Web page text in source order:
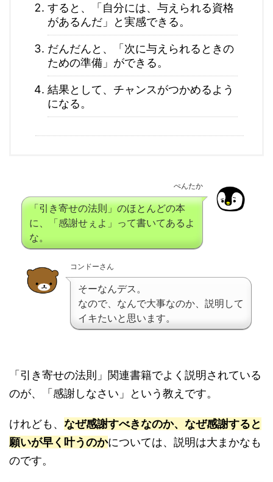
すると、「自分には、与えられる資格
があるんだ」と実感できる。
だんだんと、「次に与えられるときの
ための準備」ができる。
結果として、チャンスがつかめるよう
になる。
ぺんたか
「引き寄せの法則」のほとんどの本
に、「感謝せぇよ」って書いてあるよ
な。
コンドーさん
そーなんデス。
なので、なんで大事なのか、説明して
イキたいと思います。
「引き寄せの法則」関連書籍でよく説明されている
のが、「感謝しなさい」という教えです。
けれども、 なぜ感謝すべきなのか、なぜ感謝すると
願いが早く叶うのかについては、説明は大まかなも
のです。